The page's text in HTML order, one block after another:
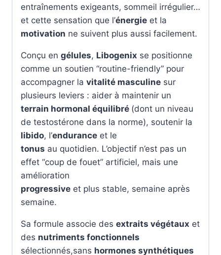
entraînements exigeants, sommeil irrégulier…
et cette sensation que l’énergie et la
motivation ne suivent plus aussi facilement.
Conçu en gélules, Libogenix se positionne
comme un soutien “routine-friendly” pour
accompagner la vitalité masculine sur
plusieurs leviers : aider à maintenir un
terrain hormonal équilibré (dont un niveau
de testostérone dans la norme), soutenir la
libido, l’endurance et le
tonus au quotidien. L’objectif n’est pas un
effet “coup de fouet” artificiel, mais une
amélioration
progressive et plus stable, semaine après
semaine.
Sa formule associe des extraits végétaux et
des nutriments fonctionnels
sélectionnés,sans hormones synthétiques